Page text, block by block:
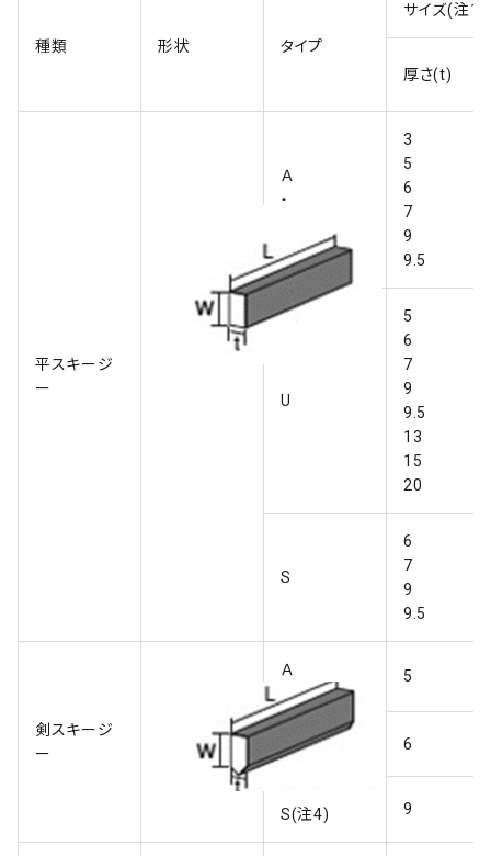
種類 形状 タイプ
サイズ(注
厚さ(t)
平スキージ
ー
Ａ
・
3
5
6
7
9
9.5
U
5
6
7
9
9.5
13
15
20
S
6
7
9
9.5
剣スキージ
ー
Ａ
・
Ｂ
・
S(注4)
5
6
9